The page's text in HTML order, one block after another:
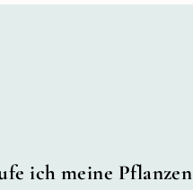
ich meine Pflanzen